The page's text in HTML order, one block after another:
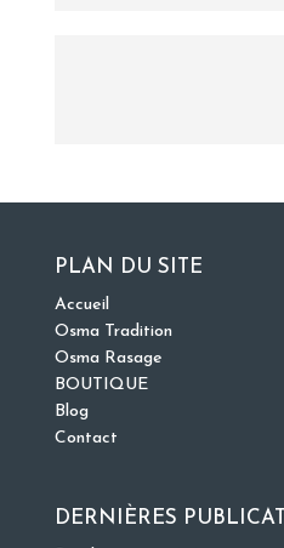
PLAN DU SITE
Accueil
Osma Tradition
Osma Rasage
BOUTIQUE
Blog
Contact
DERNIÈRES